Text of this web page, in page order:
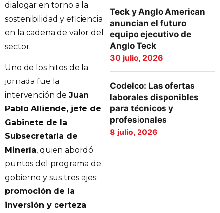
dialogar en torno a la
sostenibilidad y eficiencia
en la cadena de valor del
sector.
Uno de los hitos de la
jornada fue la
intervención de Juan
Pablo Alliende, jefe de
Gabinete de la
Subsecretaría de
Minería, quien abordó
puntos del programa de
gobierno y sus tres ejes:
promoción de la
inversión y certeza
Teck y Anglo American
anuncian el futuro
equipo ejecutivo de
Anglo Teck
30 julio, 2026
Codelco: Las ofertas
laborales disponibles
para técnicos y
profesionales
8 julio, 2026